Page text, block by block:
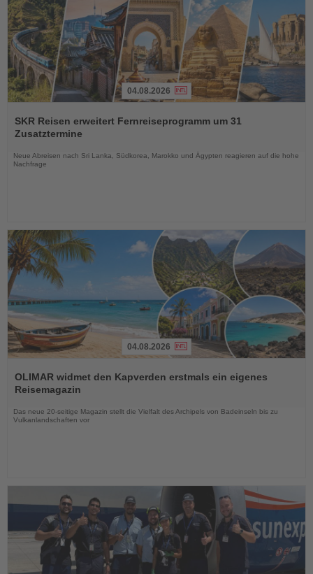
Sie
die
04.08.2026
SKR Reisen erweitert Fernreiseprogramm um 31
Zusatztermine
Neue Abreisen nach Sri Lanka, Südkorea, Marokko und Ägypten reagieren auf die hohe
Nachfrage
Sie
die
Nachrichten
04.08.2026
OLIMAR widmet den Kapverden erstmals ein eigenes
Reisemagazin
Das neue 20-seitige Magazin stellt die Vielfalt des Archipels von Badeinseln bis zu
Vulkanlandschaften vor